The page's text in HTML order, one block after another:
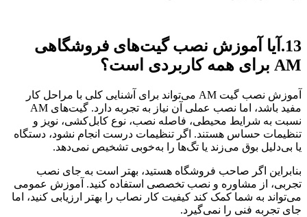
13.آیا آموزش نصب گیت‌های فروشگاهی
AM برای همه کاربردی است؟
آموزش نصب گیت AM می‌تواند برای آشنایی کلی با مراحل کار
مفید باشد، اما نصب عملی آن نیاز به تجربه دارد. گیت‌های AM
نسبت به شرایط محیطی، فاصله نصب، نوع کابل‌کشی، نویز و
تنظیمات حساس هستند. اگر تنظیمات درست انجام نشود، دستگاه
یا بی‌دلیل بوق می‌زند یا تگ‌ها را به‌خوبی تشخیص نمی‌دهد.
بنابراین اگر صاحب فروشگاه هستید، بهتر است به جای نصب
تجربی، از مشاوره و نصب تخصصی استفاده کنید. آموزش عمومی
می‌تواند به شما کمک کند کیفیت کار نصاب را بهتر ارزیابی کنید، اما
جای تجربه فنی را نمی‌گیرد.